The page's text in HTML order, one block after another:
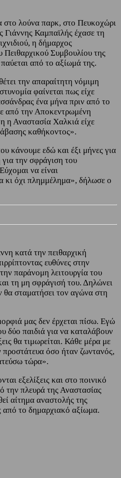
στο λούνα παρκ, στο Πευκοχώρι
Καμπαϊλής έχασε τη
η δήμαρχος
Συμβουλίου της
από το αξίωμά της.
την απαραίτητη νόμιμη
φαίνεται πως είχε
ένα μήνα πριν από το
από την Αποκεντρωμένη
η Αναστασία Χαλκιά είχε
καθήκοντος».
κάνουμε εδώ και έξι μήνες για
για την σφράγιση του
να είναι
κι όχι πλημμέλημα», δήλωσε ο
κατά την πειθαρχική
ευθύνες στην
παράνομη λειτουργία του
τη μη σφράγισή του. Δηλώνει
θα σταματήσει τον αγώνα στη
μας δεν έρχεται πίσω. Εγώ
δύο παιδιά για να καταλάβουν
θα τιμωρείται. Κάθε μέρα με
προστάτευα όσο ήταν ζωντανός,
τώρα».
εξελίξεις και στο ποινικό
την πλευρά της Αναστασίας
αίτημα αναστολής της
το δημαρχιακό αξίωμα.